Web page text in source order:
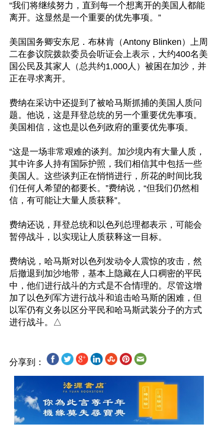
“我们将继续努力，直到每一个想离开的美国人都能
离开。这显然是一个重要的优先事项。”
美国国务卿安东尼．布林肯（Antony Blinken）上周
二在参议院拨款委员会听证会上表示，大约400名美
国公民及其家人（总共约1,000人）被困在加沙，并
正在寻求离开。
费纳在采访中还提到了被哈马斯抓捕的美国人质问
题。他说，这是拜登总统的另一个重要优先事项。
美国相信，这也是以色列政府的重要优先事项。
“这是一场非常艰难的谈判。加沙境内有大量人质，
其中许多人持有国际护照，我们相信其中包括一些
美国人。这些谈判正在悄悄进行，所花的时间比我
们任何人希望的都要长。”费纳说，“但我们仍然相
信，有可能让大量人质获释”。
费纳还说，拜登总统和以色列总理都表示，可能会
暂停战斗，以实现让人质获释这一目标。
费纳说，哈马斯对以色列发动令人震惊的攻击，然
后撤退到加沙地带，基本上隐藏在人口稠密的平民
中，他们进行战斗的方式是不合情理的。尽管这增
加了以色列军方进行战斗和追击哈马斯的困难，但
以军仍有义务以区分平民和哈马斯武装分子的方式
分享到：